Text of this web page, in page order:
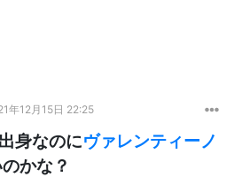
年12月15日 22:25
出身なのにヴァレンティーノ
かな？